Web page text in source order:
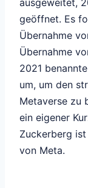
ausgeweitet,
geöffnet. Es
Übernahme
Übernahme
2021
um, um den
Metaverse zu
ein eigener
Zuckerberg
von Meta.